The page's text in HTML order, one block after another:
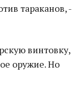
тараканов, -
винтовку,
оружие. Но